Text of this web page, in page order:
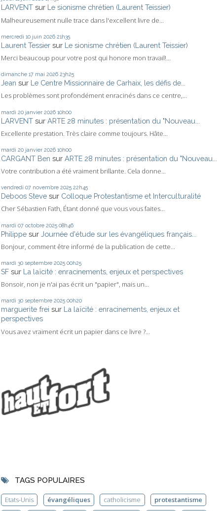
LARVENT sur Le sionisme chrétien (Laurent Teissier)
Malheureusement nulle trace dans l'excellent livre de...
mercredi 10 juin 2026 21h35
Laurent Tessier sur Le sionisme chrétien (Laurent Teissier)
Merci beaucoup pour votre post qui honore mon travail!...
dimanche 17 mai 2026 23h25
Jean sur Le Centre Missionnaire de Carhaix, les défis de...
Les problèmes sont profondément enracinés dans ce centre,...
mardi 20 janvier 2026 10h00
LARVENT sur ARTE 28 minutes : présentation du "Nouveau...
Excellente prestation. Très claire comme toujours. Hâte...
mardi 20 janvier 2026 10h00
CARGANT Ben sur ARTE 28 minutes : présentation du "Nouveau...
Votre contribution a été vraiment brillante. Cela donne...
vendredi 07 novembre 2025 22h45
Deboos Steve sur Colloque Protestantisme et Interculturalité
Cher Sébastien Fath, Étant donné que vous vous faites...
mardi 07 octobre 2025 08h46
Philippe sur Journée d'étude sur les évangéliques français...
Bonjour, comment être informé de la publication de cette...
mardi 30 septembre 2025 00h25
SF sur La laïcité : enracinements, enjeux et perspectives
Bonsoir, non je n'ai pas écrit un "papier", mais un...
mardi 30 septembre 2025 00h20
marguerite frei sur La laïcité : enracinements, enjeux et
perspectives
Vous avez vraiment écrit un papier dans ce livre ?...
TAGS POPULAIRES
Etats-Unis évangéliques catholicisme
protestantisme